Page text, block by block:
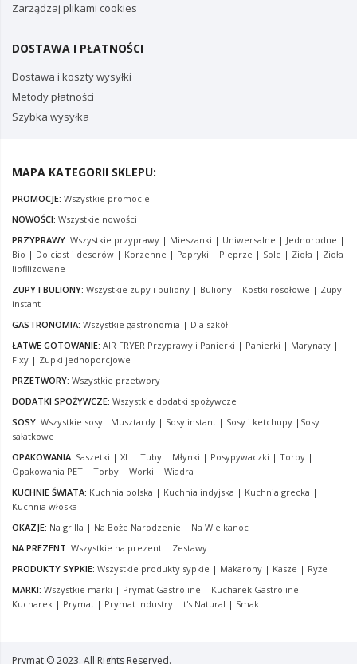
Zarządzaj plikami cookies
DOSTAWA I PŁATNOŚCI
Dostawa i koszty wysyłki
Metody płatności
Szybka wysyłka
MAPA KATEGORII SKLEPU:
PROMOCJE: Wszystkie promocje
NOWOŚCI: Wszystkie nowości
PRZYPRAWY: Wszystkie przyprawy | Mieszanki | Uniwersalne | Jednorodne |
Bio | Do ciast i deserów | Korzenne | Papryki | Pieprze | Sole | Zioła | Zioła
liofilizowane
ZUPY I BULIONY: Wszystkie zupy i buliony | Buliony | Kostki rosołowe | Zupy
instant
GASTRONOMIA: Wszystkie gastronomia | Dla szkół
ŁATWE GOTOWANIE: AIR FRYER Przyprawy i Panierki | Panierki | Marynaty |
Fixy | Zupki jednoporcjowe
PRZETWORY: Wszystkie przetwory
DODATKI SPOŻYWCZE: Wszystkie dodatki spożywcze
SOSY: Wszystkie sosy | Musztardy | Sosy instant | Sosy i ketchupy | Sosy
sałatkowe
OPAKOWANIA: Saszetki | XL | Tuby | Młynki | Posypywaczki | Torby |
Opakowania PET | Torby | Worki | Wiadra
KUCHNIE ŚWIATA: Kuchnia polska | Kuchnia indyjska | Kuchnia grecka |
Kuchnia włoska
OKAZJE: Na grilla | Na Boże Narodzenie | Na Wielkanoc
NA PREZENT: Wszystkie na prezent | Zestawy
PRODUKTY SYPKIE: Wszystkie produkty sypkie | Makarony | Kasze | Ryże
MARKI: Wszystkie marki | Prymat Gastroline | Kucharek Gastroline |
Kucharek | Prymat | Prymat Industry | It's Natural | Smak
Prymat © 2023. All Rights Reserved.